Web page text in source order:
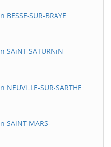
SUR-BRAYE
SAiNT-SATURNiN
SUR-SARTHE
SAiNT-MARS-